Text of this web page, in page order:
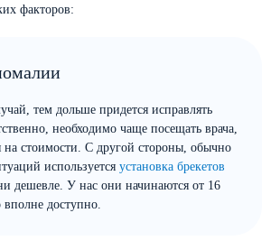
факторов:
тем дольше придется исправлять
необходимо чаще посещать врача,
на стоимости. С другой стороны, обычно
используется установка брекетов
дешевле. У нас они начинаются от 16
вполне доступно.